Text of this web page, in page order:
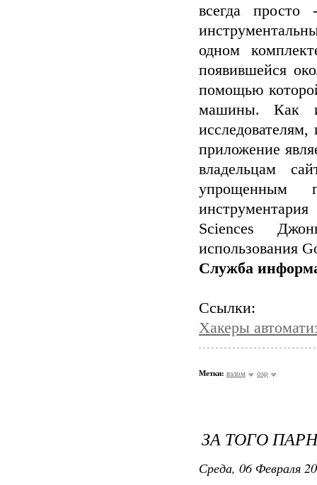
всегда просто
одном
появившейся
помощью
машины. Как
приложение
владельцам
упрощенным
Sciences
использования
Служба
Ссылки:
Хакеры
Метки: взлом osp
ЗА ТОГО
Среда, 06 Февраля